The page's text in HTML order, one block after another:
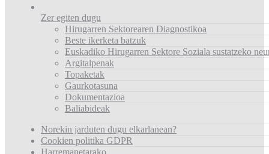
Zer egiten dugu
Hirugarren Sektorearen Diagnostikoa
Beste ikerketa batzuk
Euskadiko Hirugarren Sektore Soziala sustatzeko
Argitalpenak
Topaketak
Gaurkotasuna
Dokumentazioa
Baliabideak
Norekin jarduten dugu elkarlanean?
Cookien politika GDPR